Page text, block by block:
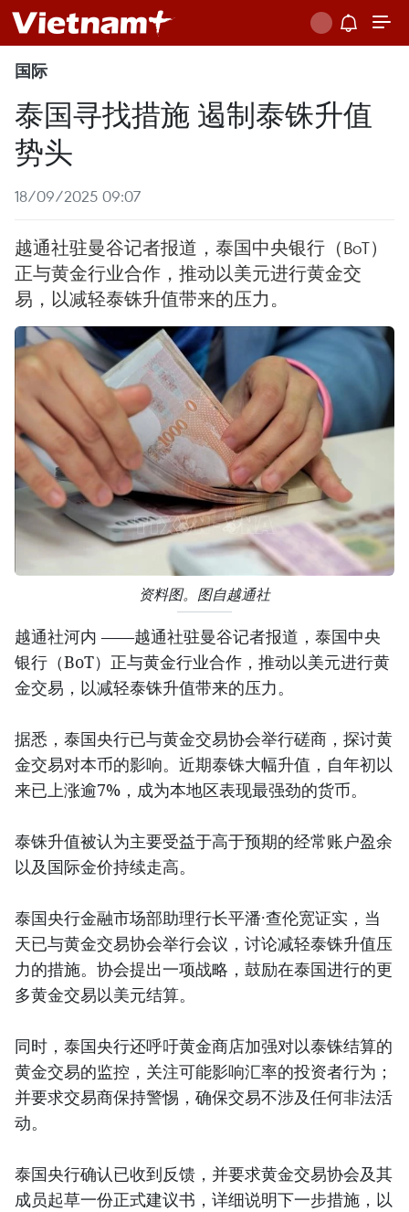
国际
泰国寻找措施 遏制泰铢升值
势头
18/09/2025 09:07
越通社驻曼谷记者报道，泰国中央银行（BoT）
正与黄金行业合作，推动以美元进行黄金交
易，以减轻泰铢升值带来的压力。
资料图。图自越通社
越通社河内 ——越通社驻曼谷记者报道，泰国中央
银行（BoT）正与黄金行业合作，推动以美元进行黄
金交易，以减轻泰铢升值带来的压力。
据悉，泰国央行已与黄金交易协会举行磋商，探讨黄
金交易对本币的影响。近期泰铢大幅升值，自年初以
来已上涨逾7%，成为本地区表现最强劲的货币。
泰铢升值被认为主要受益于高于预期的经常账户盈余
以及国际金价持续走高。
泰国央行金融市场部助理行长平潘·查伦宽证实，当
天已与黄金交易协会举行会议，讨论减轻泰铢升值压
力的措施。协会提出一项战略，鼓励在泰国进行的更
多黄金交易以美元结算。
同时，泰国央行还呼吁黄金商店加强对以泰铢结算的
黄金交易的监控，关注可能影响汇率的投资者行为；
并要求交易商保持警惕，确保交易不涉及任何非法活
动。
泰国央行确认已收到反馈，并要求黄金交易协会及其
成员起草一份正式建议书，详细说明下一步措施，以